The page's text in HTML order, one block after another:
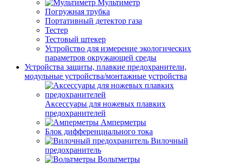
Мультиметр
Погружная трубка
Портативный детектор газа
Тестер
Тестовый штекер
Устройство для измерение экологических
параметров окружающей среды
Устройства защиты, плавкие предохранители,
модульные устройства/монтажные устройства
Аксессуары для ножевых плавких
предохранителей
Амперметры
Блок дифференциального тока
Вилочный
предохранитель
Вольтметры